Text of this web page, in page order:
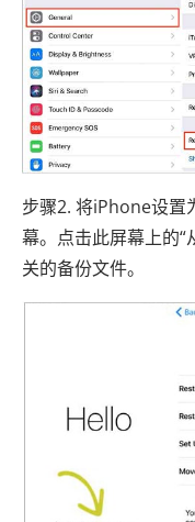
步骤2. 将iPhone设置
幕。点击此屏幕上的
关的备份文件。